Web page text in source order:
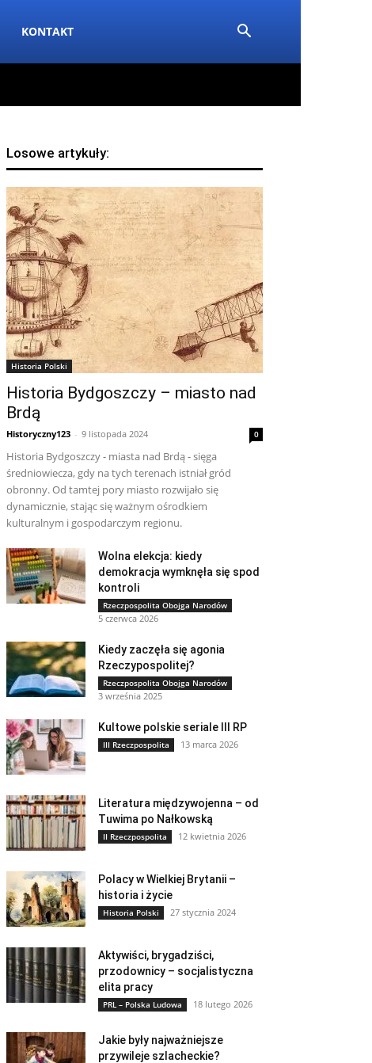
KONTAKT
Losowe artykuły:
Historia Polski
Historia Bydgoszczy – miasto nad
Brdą
Historyczny123 - 9 listopada 2024 0
Historia Bydgoszczy - miasta nad Brdą - sięga
średniowiecza, gdy na tych terenach istniał gród
obronny. Od tamtej pory miasto rozwijało się
dynamicznie, stając się ważnym ośrodkiem
kulturalnym i gospodarczym regionu.
Wolna elekcja: kiedy
demokracja wymknęła się spod
kontroli
Rzeczpospolita Obojga Narodów
5 czerwca 2026
Kiedy zaczęła się agonia
Rzeczypospolitej?
Rzeczpospolita Obojga Narodów
3 września 2025
Kultowe polskie seriale III RP
III Rzeczpospolita 13 marca 2026
Literatura międzywojenna – od
Tuwima po Nałkowską
II Rzeczpospolita 12 kwietnia 2026
Polacy w Wielkiej Brytanii –
historia i życie
Historia Polski 27 stycznia 2024
Aktywiści, brygadziści,
przodownicy – socjalistyczna
elita pracy
PRL – Polska Ludowa 18 lutego 2026
Jakie były najważniejsze
przywileje szlacheckie?